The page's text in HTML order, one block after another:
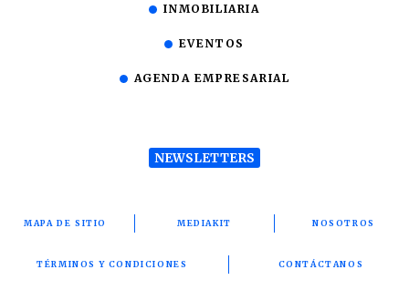
INMOBILIARIA
EVENTOS
AGENDA EMPRESARIAL
NEWSLETTERS
MAPA DE SITIO MEDIAKIT NOSOTROS
TÉRMINOS Y CONDICIONES CONTÁCTANOS